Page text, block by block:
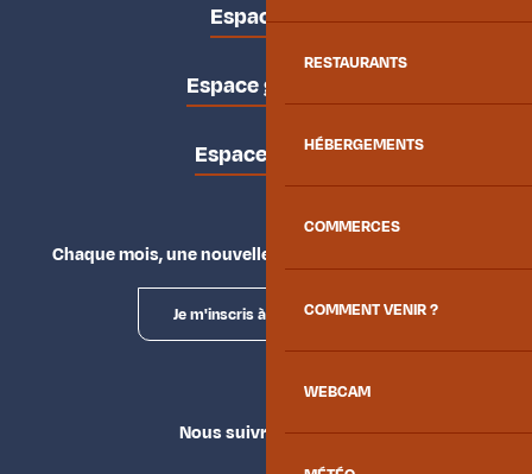
RESTAURANTS
HÉBERGEMENTS
COMMERCES
COMMENT VENIR ?
WEBCAM
Espace pro
Espace groupes
Espace presse
Chaque mois, une nouvelle façon d'explorer la vallée.
Je m'inscris à la newsletter
Nous suivre